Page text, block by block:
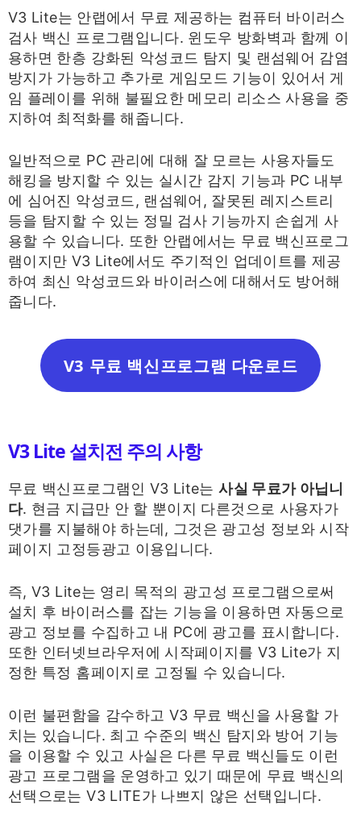
V3 Lite는 안랩에서 무료 제공하는 컴퓨터 바이러스
검사 백신 프로그램입니다. 윈도우 방화벽과 함께 이
용하면 한층 강화된 악성코드 탐지 및 랜섬웨어 감염
방지가 가능하고 추가로 게임모드 기능이 있어서 게
임 플레이를 위해 불필요한 메모리 리소스 사용을 중
지하여 최적화를 해줍니다.
일반적으로 PC 관리에 대해 잘 모르는 사용자들도
해킹을 방지할 수 있는 실시간 감지 기능과 PC 내부
에 심어진 악성코드, 랜섬웨어, 잘못된 레지스트리
등을 탐지할 수 있는 정밀 검사 기능까지 손쉽게 사
용할 수 있습니다. 또한 안랩에서는 무료 백신프로그
램이지만 V3 Lite에서도 주기적인 업데이트를 제공
하여 최신 악성코드와 바이러스에 대해서도 방어해
줍니다.
V3 무료 백신프로그램 다운로드
V3 Lite 설치전 주의 사항
무료 백신프로그램인 V3 Lite는사실 무료가 아닙니
다. 현금 지급만 안 할 뿐이지 다른것으로 사용자가
댓가를 지불해야 하는데, 그것은 광고성 정보와 시작
페이지 고정등광고 이용입니다.
즉, V3 Lite는 영리 목적의 광고성 프로그램으로써
설치 후 바이러스를 잡는 기능을 이용하면 자동으로
광고 정보를 수집하고 내 PC에 광고를 표시합니다.
또한 인터넷브라우저에 시작페이지를 V3 Lite가 지
정한 특정 홈페이지로 고정될 수 있습니다.
이런 불편함을 감수하고 V3 무료 백신을 사용할 가
치는 있습니다. 최고 수준의 백신 탐지와 방어 기능
을 이용할 수 있고 사실은 다른 무료 백신들도 이런
광고 프로그램을 운영하고 있기 때문에 무료 백신의
선택으로는 V3 LITE가 나쁘지 않은 선택입니다.